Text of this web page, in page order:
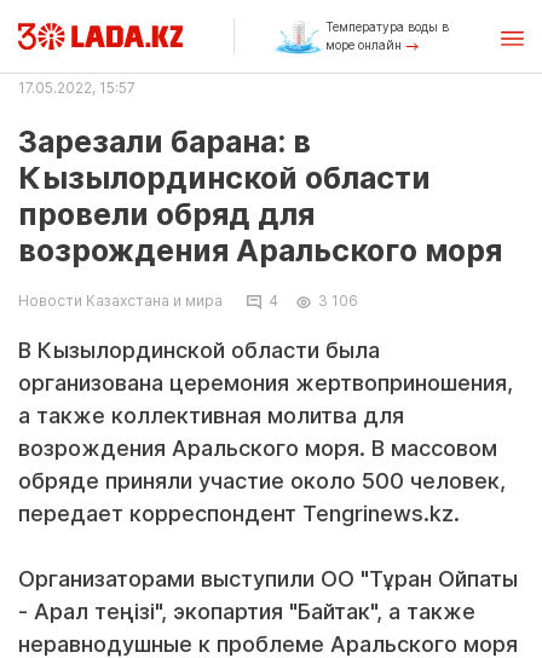
Температура воды в
море онлайн
17.05.2022, 15:57
Зарезали барана: в
Кызылординской области
провели обряд для
возрождения Аральского моря
Новости Казахстана и мира 4 3 106
В Кызылординской области была
организована церемония жертвоприношения,
а также коллективная молитва для
возрождения Аральского моря. В массовом
обряде приняли участие около 500 человек,
передает корреспондент Tengrinews.kz.
Организаторами выступили ОО "Тұран Ойпаты
- Арал теңізі", экопартия "Байтак", а также
неравнодушные к проблеме Аральского моря